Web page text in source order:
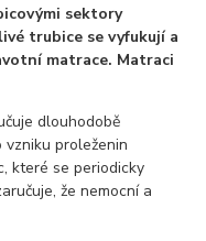
sektory
trubice se vyfukují a
matrace. Matraci
dlouhodobě
vzniku proleženin
které se periodicky
že nemocní a